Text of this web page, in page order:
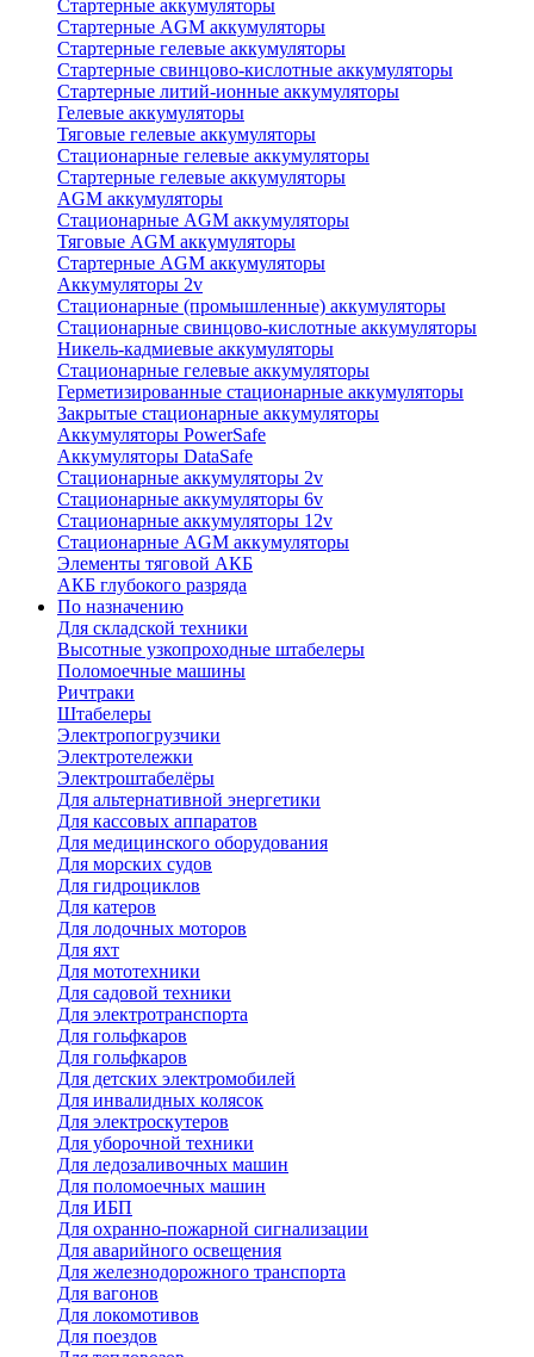
Стартерные аккумуляторы
Стартерные AGM аккумуляторы
Стартерные гелевые аккумуляторы
Стартерные свинцово-кислотные аккумуляторы
Стартерные литий-ионные аккумуляторы
Гелевые аккумуляторы
Тяговые гелевые аккумуляторы
Стационарные гелевые аккумуляторы
Стартерные гелевые аккумуляторы
AGM аккумуляторы
Стационарные AGM аккумуляторы
Тяговые AGM аккумуляторы
Стартерные AGM аккумуляторы
Аккумуляторы 2v
Стационарные (промышленные) аккумуляторы
Стационарные свинцово-кислотные аккумуляторы
Никель-кадмиевые аккумуляторы
Стационарные гелевые аккумуляторы
Герметизированные стационарные аккумуляторы
Закрытые стационарные аккумуляторы
Аккумуляторы PowerSafe
Аккумуляторы DataSafe
Стационарные аккумуляторы 2v
Стационарные аккумуляторы 6v
Стационарные аккумуляторы 12v
Стационарные AGM аккумуляторы
Элементы тяговой АКБ
АКБ глубокого разряда
По назначению
Для складской техники
Высотные узкопроходные штабелеры
Поломоечные машины
Ричтраки
Штабелеры
Электропогрузчики
Электротележки
Электроштабелёры
Для альтернативной энергетики
Для кассовых аппаратов
Для медицинского оборудования
Для морских судов
Для гидроциклов
Для катеров
Для лодочных моторов
Для яхт
Для мототехники
Для садовой техники
Для электротранспорта
Для гольфкаров
Для гольфкаров
Для детских электромобилей
Для инвалидных колясок
Для электроскутеров
Для уборочной техники
Для ледозаливочных машин
Для поломоечных машин
Для ИБП
Для охранно-пожарной сигнализации
Для аварийного освещения
Для железнодорожного транспорта
Для вагонов
Для локомотивов
Для поездов